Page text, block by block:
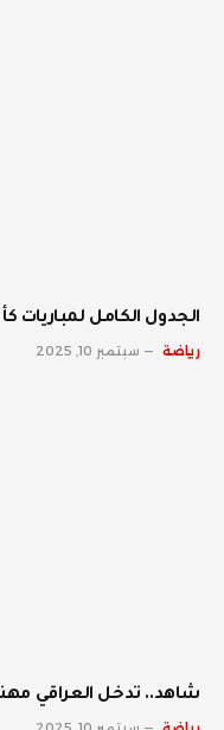
الجدول الكامل لمباريات كأس العالم
رياضة سبتمبر 10, 2025
شاهد.. تدخل العراقي